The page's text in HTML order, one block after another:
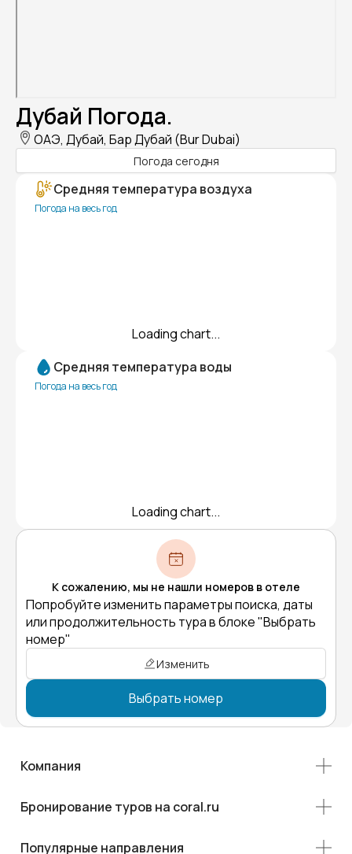
Дубай Погода.
ОАЭ, Дубай, Бар Дубай (Bur Dubai)
Погода сегодня
Средняя температура воздуха
Погода на весь год
Loading chart...
Средняя температура воды
Погода на весь год
Loading chart...
К сожалению, мы не нашли номеров в отеле
Попробуйте изменить параметры поиска, даты
или продолжительность тура в блоке "Выбрать
номер"
Изменить
Выбрать номер
Компания
Бронирование туров на coral.ru
Популярные направления